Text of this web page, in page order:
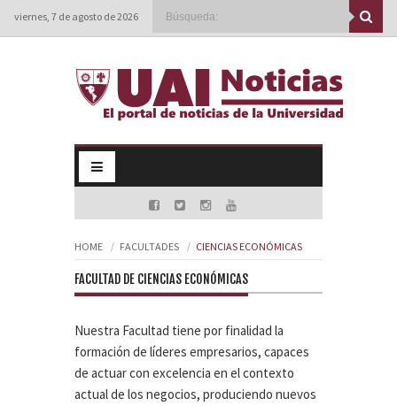
viernes, 7 de agosto de 2026
HOME FACULTADES CIENCIAS ECONÓMICAS
FACULTAD DE CIENCIAS ECONÓMICAS
Nuestra Facultad tiene por finalidad la
formación de líderes empresarios, capaces
de actuar con excelencia en el contexto
actual de los negocios, produciendo nuevos